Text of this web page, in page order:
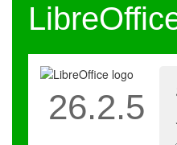
26.2.5